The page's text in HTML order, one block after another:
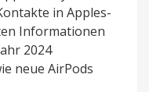
in Apples-
Informationen
2024
neue AirPods